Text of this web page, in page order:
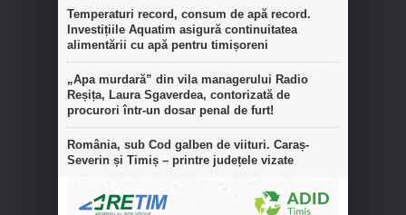
Temperaturi record, consum de apă record.
Investițiile Aquatim asigură continuitatea
alimentării cu apă pentru timișoreni
„Apa murdară” din vila managerului Radio
Reșița, Laura Sgaverdea, contorizată de
procurori într-un dosar penal de furt!
România, sub Cod galben de viituri. Caraș-
Severin și Timiș – printre județele vizate